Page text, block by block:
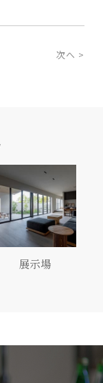
次へ >
展示場